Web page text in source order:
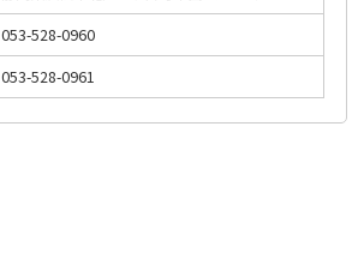
053-528-0960
053-528-0961